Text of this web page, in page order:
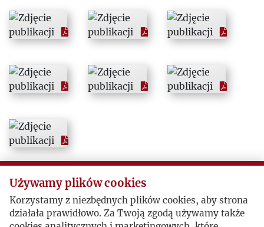
1969
1970
1971
1975
Używamy plików cookies
Korzystamy z niezbędnych plików cookies, aby strona
działała prawidłowo. Za Twoją zgodą używamy także